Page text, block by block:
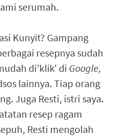
serumah.
Kunyit? Gampang
resepnya sudah
di’klik’ di Google,
lainnya. Tiap orang
Juga Resti, istri saya.
resep ragam
Resti mengolah